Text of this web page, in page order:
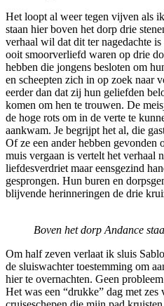
Het loopt al weer tegen vijven als
staan hier boven het dorp drie
verhaal wil dat dit ter nagedachte
ooit smoorverliefd waren op drie
hebben die jongens besloten om
en scheepten zich in op zoek naar
eerder dan dat zij hun geliefden
komen om hen te trouwen. De
de hoge rots om in de verte te
aankwam. Je begrijpt het al, die
Of ze een ander hebben gevonden
muis vergaan is vertelt het verhaal
liefdesverdriet maar eensgezind
gesprongen. Hun buren en
blijvende herinneringen de drie
Boven het dorp Andance
Om half zeven verlaat ik sluis
de sluiswachter toestemming om
hier te overnachten. Geen
Het was een “drukke” dag met zes